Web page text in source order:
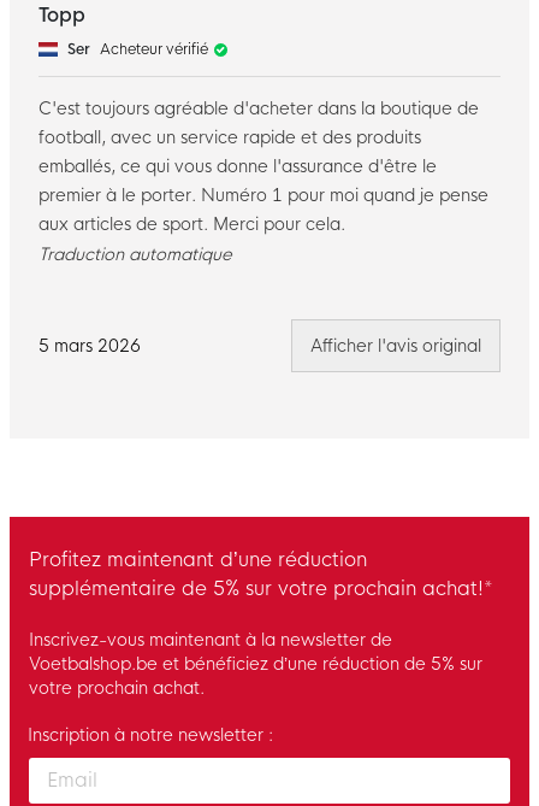
5 mars 2026
Topp
Ser Acheteur vérifié
C'est toujours agréable d'acheter dans la boutique de
football, avec un service rapide et des produits
emballés, ce qui vous donne l'assurance d'être le
premier à le porter. Numéro 1 pour moi quand je pense
aux articles de sport. Merci pour cela.
Traduction automatique
Afficher l'avis original
Profitez maintenant d’une réduction
supplémentaire de 5% sur votre prochain achat!*
Inscrivez-vous maintenant à la newsletter de
Voetbalshop.be et bénéficiez d’une réduction de 5% sur
votre prochain achat.
Enter your email and accept the privacy policy to subscribe to
Inscription à notre newsletter :